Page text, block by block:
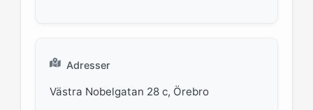
Adresser
Västra Nobelgatan 28 c, Örebro